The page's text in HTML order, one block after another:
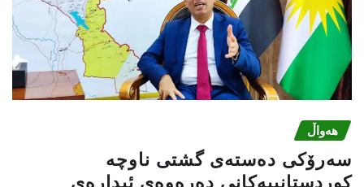
هەواڵ
سه‌رۆكی دەستەی گشتی ناوچە
كوردستانییەكانی دەرەوەی ئیدارەی